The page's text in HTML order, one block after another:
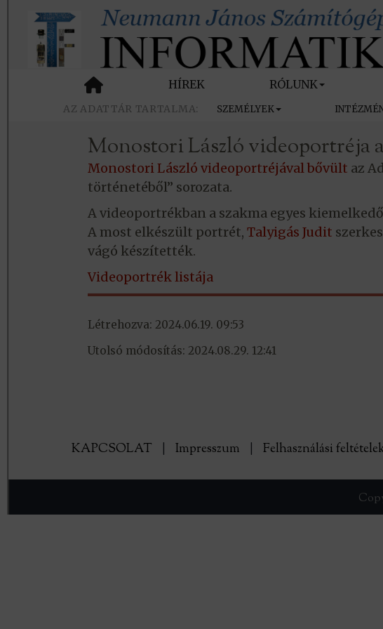
HÍREK RÓLUNK
SZEMÉLYEK
Monostori László videoportréja
Monostori László videoportréjával bővült az
történetéből” sorozata.
A videoportrékban a szakma egyes
A most elkészült portrét, Talyigás Judit
vágó készítették.
Videoportrék listája
Létrehozva: 2024.06.19. 09:53
Utolsó módosítás: 2024.08.29. 12:41
KAPCSOLAT Impresszum Felhasználási